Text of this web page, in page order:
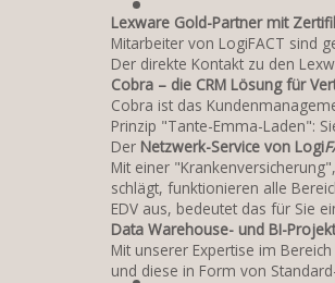
Lexware Gold-Partner mit
Mitarbeiter von LogiFACT sind
Der direkte Kontakt zu den
Cobra – die CRM Lösung für
Cobra ist das
Prinzip "Tante-Emma-Laden":
Der Netzwerk-Service von Logi
Mit einer
schlägt, funktionieren alle
EDV aus, bedeutet das für Sie
Data Warehouse- und BI-
Mit unserer Expertise im
und diese in Form von